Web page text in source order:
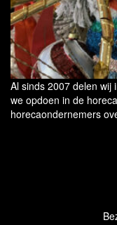
Al sinds 2007 delen wij
we opdoen in de
horecaondernemers